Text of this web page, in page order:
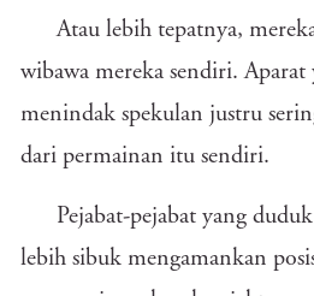
Atau lebih tepatnya,
wibawa mereka sendiri. Aparat
menindak spekulan justru
dari permainan itu sendiri.
Pejabat-pejabat yang
lebih sibuk mengamankan